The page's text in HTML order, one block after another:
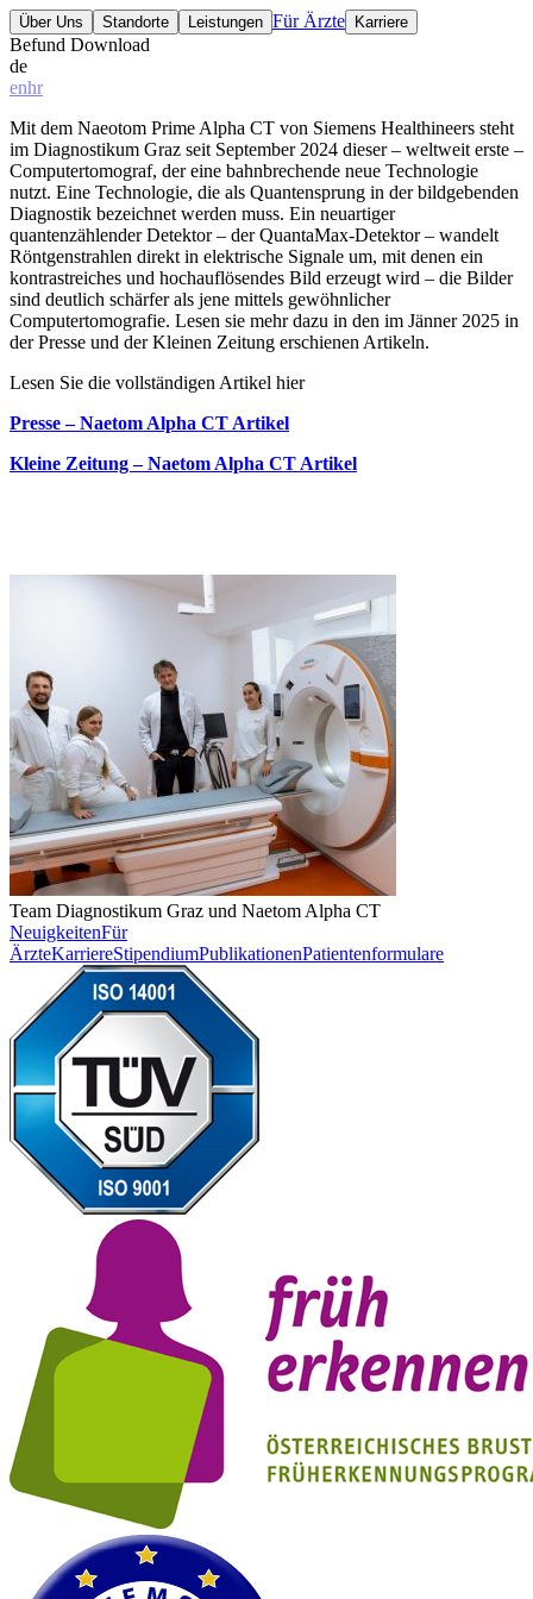
Über Uns Standorte Leistungen Für Ärzte Karriere
Befund Download
de
enhr
Mit dem Naeotom Prime Alpha CT von Siemens Healthineers steht
im Diagnostikum Graz seit September 2024 dieser – weltweit erste –
Computertomograf, der eine bahnbrechende neue Technologie
nutzt. Eine Technologie, die als Quantensprung in der bildgebenden
Diagnostik bezeichnet werden muss. Ein neuartiger
quantenzählender Detektor – der QuantaMax-Detektor – wandelt
Röntgenstrahlen direkt in elektrische Signale um, mit denen ein
kontrastreiches und hochauflösendes Bild erzeugt wird – die Bilder
sind deutlich schärfer als jene mittels gewöhnlicher
Computertomografie. Lesen sie mehr dazu in den im Jänner 2025 in
der Presse und der Kleinen Zeitung erschienen Artikeln.
Lesen Sie die vollständigen Artikel hier
Presse – Naetom Alpha CT Artikel
Kleine Zeitung – Naetom Alpha CT Artikel
Team Diagnostikum Graz und Naetom Alpha CT
NeuigkeitenFür
ÄrzteKarriereStipendiumPublikationenPatientenformulare